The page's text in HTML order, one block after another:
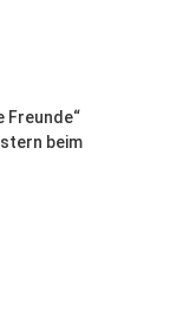
Freunde“
beim